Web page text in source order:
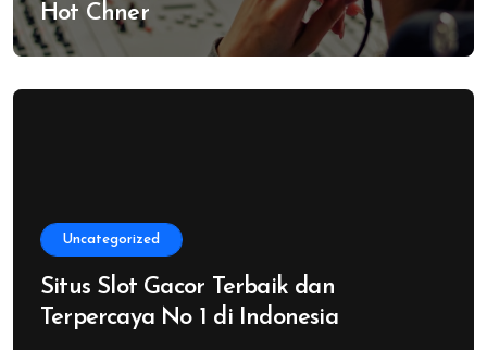
Hot Chner
Uncategorized
Situs Slot Gacor Terbaik dan
Terpercaya No 1 di Indonesia